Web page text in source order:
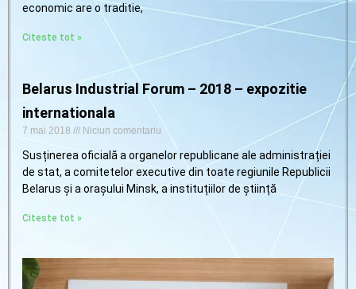
economic are o traditie,
Citeste tot »
Belarus Industrial Forum – 2018 – expozitie
internationala
7 mai 2018 Niciun comentariu
Susținerea oficială a organelor republicane ale administrației
de stat, a comitetelor executive din toate regiunile Republicii
Belarus și a orașului Minsk, a instituțiilor de știință
Citeste tot »